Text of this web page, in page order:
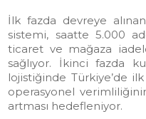
İlk fazda devreye
sistemi, saatte 5.000
ticaret ve mağaza
sağlıyor. İkinci fazda
lojistiğinde Türkiye’de
operasyonel
artması hedefleniyor.